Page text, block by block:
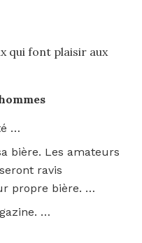
qui font plaisir aux
…
bière. Les amateurs
ravis
propre bière. …
…